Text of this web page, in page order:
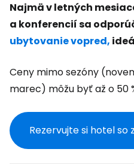
Najmä v letných
a konferencií sa
ubytovanie vopred,
Ceny mimo sezóny
marec) môžu byť až o 50
Rezervujte si hotel